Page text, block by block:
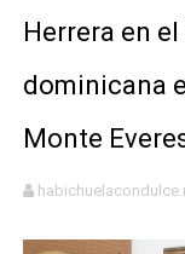
SNS y el
Herrera en
dominicana
Monte